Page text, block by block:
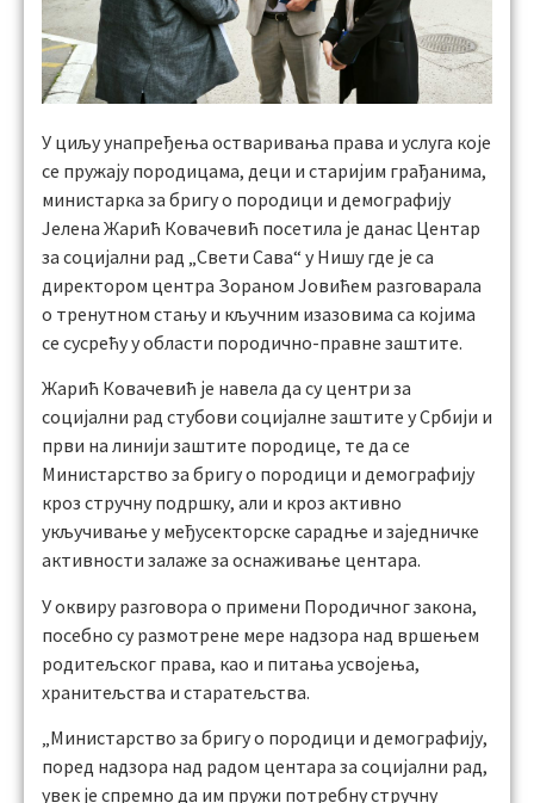
У циљу унапређења остваривања права и услуга које
се пружају породицама, деци и старијим грађанима,
министарка за бригу о породици и демографију
Јелена Жарић Ковачевић посетила је данас Центар
за социјални рад „Свети Сава“ у Нишу где је са
директором центра Зораном Јовићем разговарала
о тренутном стању и кључним изазовима са којима
се сусрећу у области породично-правне заштите.
Жарић Ковачевић је навела да су центри за
социјални рад стубови социјалне заштите у Србији и
први на линији заштите породице, те да се
Mинистарство за бригу о породици и демографију
кроз стручну подршку, али и кроз активно
укључивање у међусекторске сарадње и заједничке
активности залаже за оснаживање центара.
У оквиру разговора о примени Породичног закона,
посебно су размотрене мере надзора над вршењем
родитељског права, као и питања усвојења,
хранитељства и старатељства.
„Министарство за бригу о породици и демографију,
поред надзора над радом центара за социјални рад,
увек је спремно да им пружи потребну стручну